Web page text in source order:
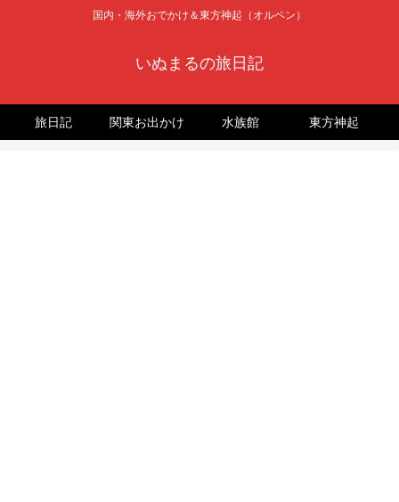
国内・海外おでかけ＆東方神起（オルペン）
いぬまるの旅日記
旅日記 関東お出かけ 水族館 東方神起